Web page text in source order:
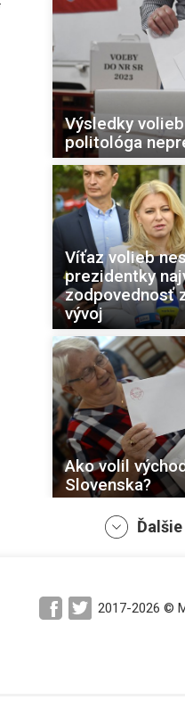
Výsledky
politológa
Víťaz volieb
prezidentky
zodpovednosť
vývoj
Ako volil
Slovenska?
2017-2026 ©